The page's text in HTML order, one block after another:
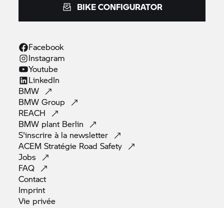
BIKE CONFIGURATOR
Facebook
Instagram
Youtube
LinkedIn
BMW
BMWGroup
REACH
BMW plant Berlin
S'inscrire à la newsletter
ACEM Stratégie RoadSafety
Jobs
FAQ
Contact
Imprint
Vie privée